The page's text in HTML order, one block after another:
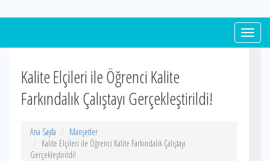
Kalite Elçileri ile Öğrenci Kalite
Farkındalık Çalıştayı Gerçekleştirildi!
Ana Sayfa
Manşetler
Kalite Elçileri ile Öğrenci Kalite Farkındalık Çalıştayı
Gerçekleştirildi!